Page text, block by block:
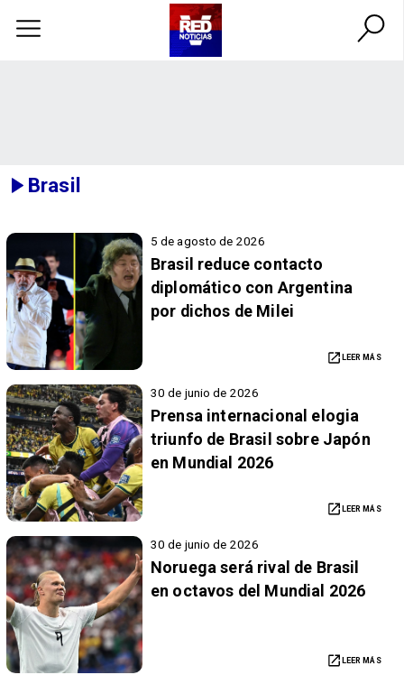
Brasil
5 de agosto de 2026
Brasil reduce contacto
diplomático con Argentina
por dichos de Milei
LEER MÁS
30 de junio de 2026
Prensa internacional elogia
triunfo de Brasil sobre Japón
en Mundial 2026
LEER MÁS
30 de junio de 2026
Noruega será rival de Brasil
en octavos del Mundial 2026
LEER MÁS